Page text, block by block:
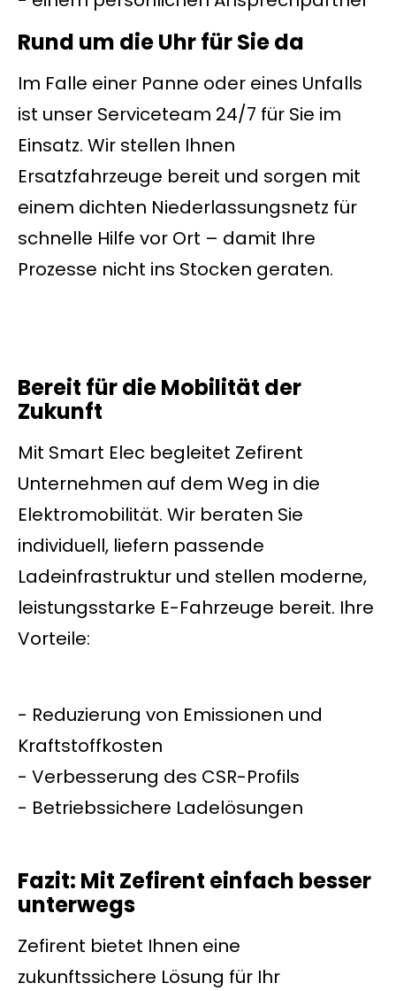
Rund um die Uhr für Sie da
Im Falle einer Panne oder eines Unfalls
ist unser Serviceteam 24/7 für Sie im
Einsatz. Wir stellen Ihnen
Ersatzfahrzeuge bereit und sorgen mit
einem dichten Niederlassungsnetz für
schnelle Hilfe vor Ort – damit Ihre
Prozesse nicht ins Stocken geraten.
Bereit für die Mobilität der
Zukunft
Mit Smart Elec begleitet Zefirent
Unternehmen auf dem Weg in die
Elektromobilität. Wir beraten Sie
individuell, liefern passende
Ladeinfrastruktur und stellen moderne,
leistungsstarke E-Fahrzeuge bereit. Ihre
Vorteile:
- Reduzierung von Emissionen und
Kraftstoffkosten
- Verbesserung des CSR-Profils
- Betriebssichere Ladelösungen
Fazit: Mit Zefirent einfach besser
unterwegs
Zefirent bietet Ihnen eine
zukunftssichere Lösung für Ihr